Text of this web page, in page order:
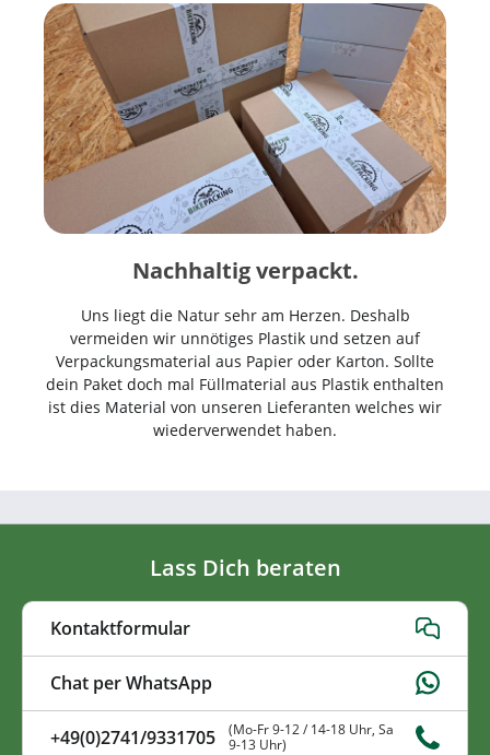
Nachhaltig verpackt.
Uns liegt die Natur sehr am Herzen. Deshalb
vermeiden wir unnötiges Plastik und setzen auf
Verpackungsmaterial aus Papier oder Karton. Sollte
dein Paket doch mal Füllmaterial aus Plastik enthalten
ist dies Material von unseren Lieferanten welches wir
wiederverwendet haben.
Lass Dich beraten
Kontaktformular
Chat per WhatsApp
+49(0)2741/9331705
(Mo-Fr 9-12 / 14-18 Uhr, Sa
9-13 Uhr)